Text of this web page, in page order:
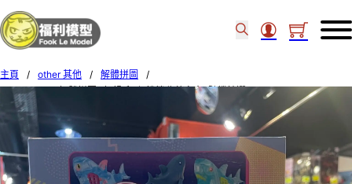
主頁 / other 其他 / 解體拼圖
/
MegaHouse [解體拼圖][幻想系列] 鯊鯊收藏盲盒 (隨機抽選) (Box of 4) 84954